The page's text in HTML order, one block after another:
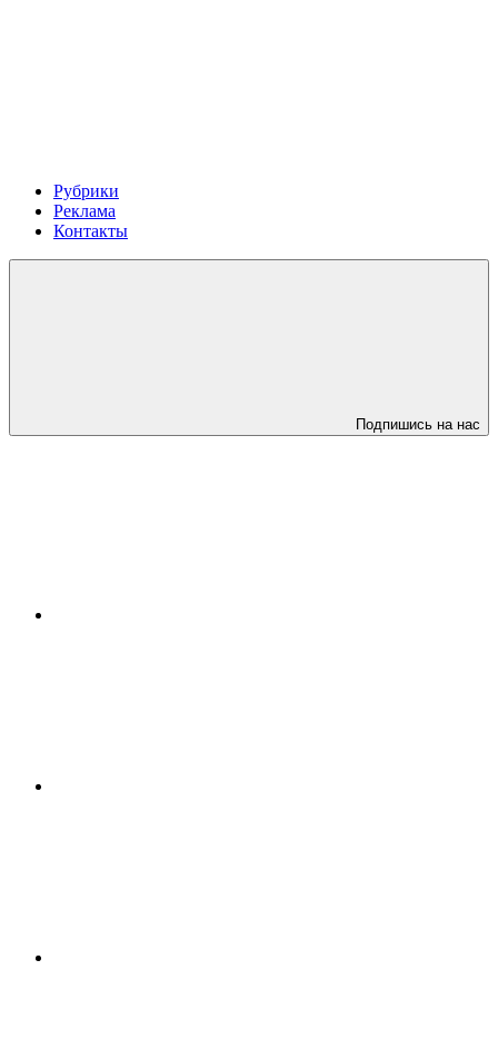
Рубрики
Реклама
Контакты
Подпишись на нас